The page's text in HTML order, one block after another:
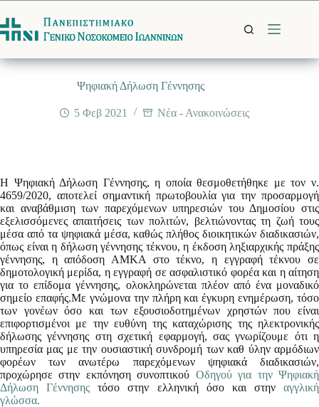
στο
περιεχόμενο
Ψηφιακή Δήλωση Γέννησης
5 Φεβ 2021 Νέα - Ανακοινώσεις
H Ψηφιακή Δήλωση Γέννησης, η οποία θεσμοθετήθηκε με τον ν.
4659/2020, αποτελεί σημαντική πρωτοβουλία για την προσαρμογή
και αναβάθμιση των παρεχόμενων υπηρεσιών του Δημοσίου στις
εξελισσόμενες απαιτήσεις των πολιτών, βελτιώνοντας τη ζωή τους
μέσα από τα ψηφιακά μέσα, καθώς πλήθος διοικητικών διαδικασιών,
όπως είναι η δήλωση γέννησης τέκνου, η έκδοση ληξιαρχικής πράξης
γέννησης, η απόδοση ΑΜΚΑ στο τέκνο, η εγγραφή τέκνου σε
δημοτολογική μερίδα, η εγγραφή σε ασφαλιστικό φορέα και η αίτηση
για το επίδομα γέννησης, ολοκληρώνεται πλέον από ένα μοναδικό
σημείο επαφής.Με γνώμονα την πλήρη και έγκυρη ενημέρωση, τόσο
των γονέων όσο και των εξουσιοδοτημένων χρηστών που είναι
επιφορτισμένοι με την ευθύνη της καταχώρισης της ηλεκτρονικής
δήλωσης γέννησης στη σχετική εφαρμογή, σας γνωρίζουμε ότι η
υπηρεσία μας με την ουσιαστική συνδρομή των καθ ύλην αρμόδιων
φορέων των ανωτέρω παρεχόμενων ψηφιακά διαδικασιών,
προχώρησε στην εκπόνηση συνοπτικού Οδηγού για την Ψηφιακή
Δήλωση Γέννησης τόσο στην ελληνική όσο και στηναγγλική
γλώσσα.